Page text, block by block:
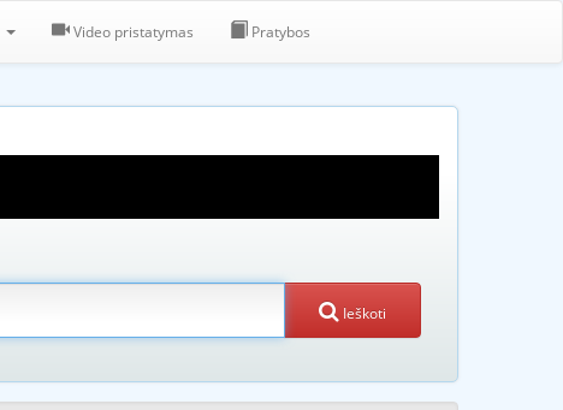
Video pristatymas Pratybos
Ieškoti